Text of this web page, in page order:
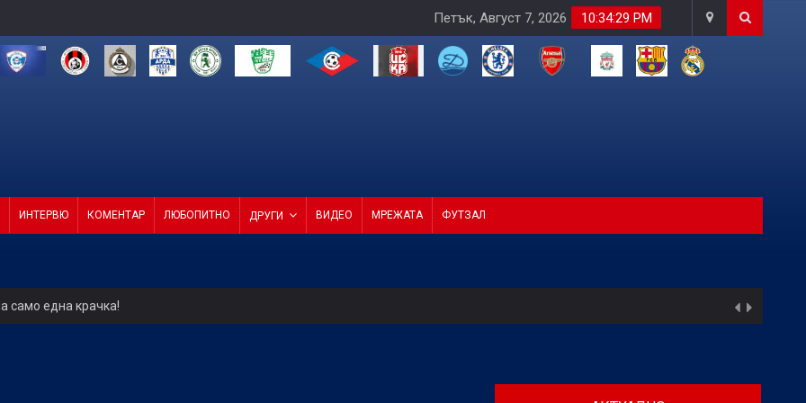
10:34:30 PM
Петък, Август 7, 2026
ИНТЕРВЮ КОМЕНТАР ЛЮБОПИТНО ДРУГИ ВИДЕО МРЕЖАТА ФУТЗАЛ
само една крачка!
от 4 в efbet Лига (ВИДЕО)